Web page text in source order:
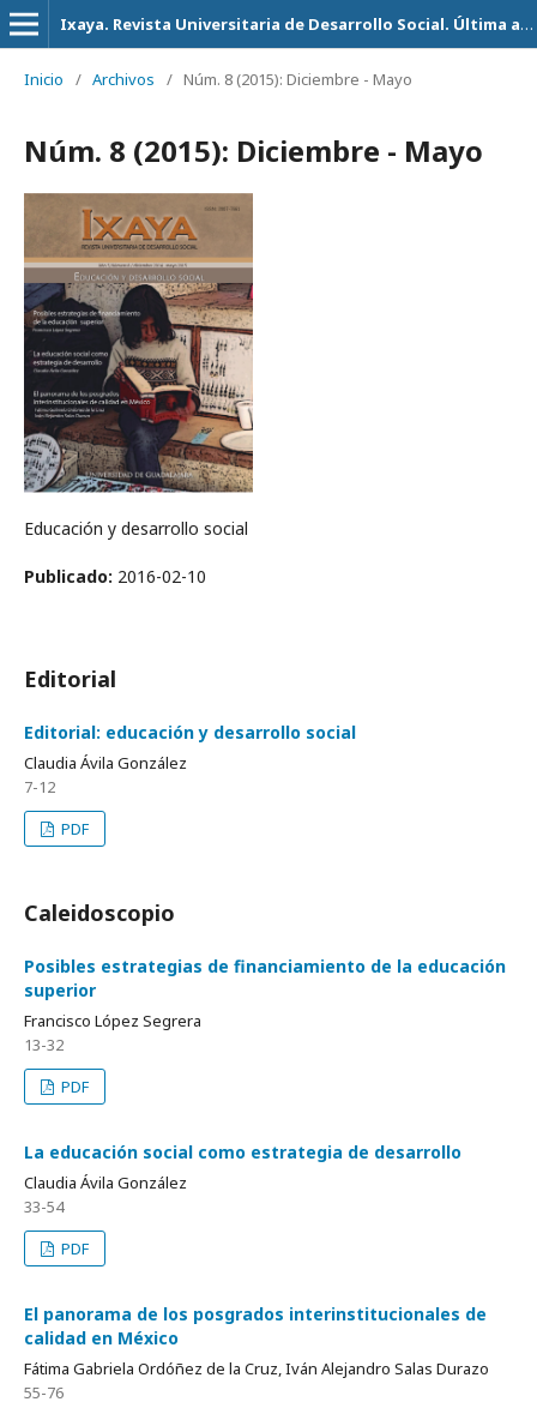
Ixaya. Revista Universitaria de Desarrollo Social. Última actualización 14 de Julio del 2026
Inicio / Archivos / Núm. 8 (2015): Diciembre - Mayo
Núm. 8 (2015): Diciembre - Mayo
Educación y desarrollo social
Publicado: 2016-02-10
Editorial
Editorial: educación y desarrollo social
Claudia Ávila González
7-12
PDF
Caleidoscopio
Posibles estrategias de financiamiento de la educación
superior
Francisco López Segrera
13-32
PDF
La educación social como estrategia de desarrollo
Claudia Ávila González
33-54
PDF
El panorama de los posgrados interinstitucionales de
calidad en México
Fátima Gabriela Ordóñez de la Cruz, Iván Alejandro Salas Durazo
55-76